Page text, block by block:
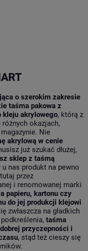
o szerokim zakresie
taśma pakowa z
kleju akrylowego, którą z
okazjach,
Nie
akrylową w cenie
już szukać dłużej,
sklep z taśmą
nas produkt na pewno
przez
i renomowanej marki
papieru, kartonu czy
do jej produkcji klejowi
zwłaszcza na gładkich
taśma
przyczepności i
, stąd też cieszy się